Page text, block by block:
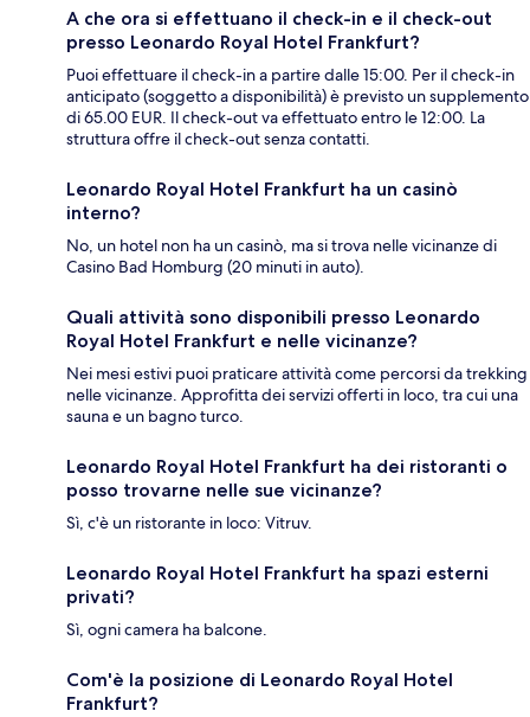
A che ora si effettuano il check-in e il check-out
presso Leonardo Royal Hotel Frankfurt?
Puoi effettuare il check-in a partire dalle 15:00. Per il check-in
anticipato (soggetto a disponibilità) è previsto un supplemento
di 65.00 EUR. Il check-out va effettuato entro le 12:00. La
struttura offre il check-out senza contatti.
Leonardo Royal Hotel Frankfurt ha un casinò
interno?
No, un hotel non ha un casinò, ma si trova nelle vicinanze di
Casino Bad Homburg (20 minuti in auto).
Quali attività sono disponibili presso Leonardo
Royal Hotel Frankfurt e nelle vicinanze?
Nei mesi estivi puoi praticare attività come percorsi da trekking
nelle vicinanze. Approfitta dei servizi offerti in loco, tra cui una
sauna e un bagno turco.
Leonardo Royal Hotel Frankfurt ha dei ristoranti o
posso trovarne nelle sue vicinanze?
Sì, c'è un ristorante in loco: Vitruv.
Leonardo Royal Hotel Frankfurt ha spazi esterni
privati?
Sì, ogni camera ha balcone.
Com'è la posizione di Leonardo Royal Hotel
Frankfurt?